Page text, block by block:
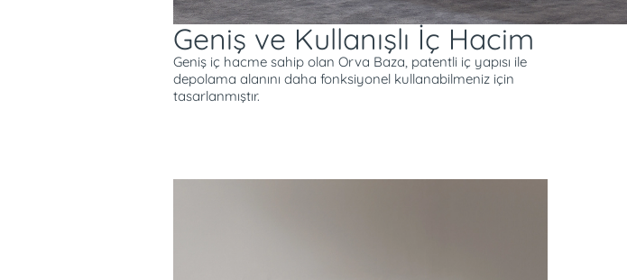
Geniş ve Kullanışlı İç Hacim
Geniş iç hacme sahip olan Orva Baza, patentli iç yapısı ile
depolama alanını daha fonksiyonel kullanabilmeniz için
tasarlanmıştır.